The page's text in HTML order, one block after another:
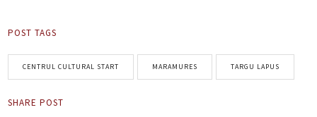
POST TAGS
CENTRUL CULTURAL START MARAMURES TARGU LAPUS
SHARE POST